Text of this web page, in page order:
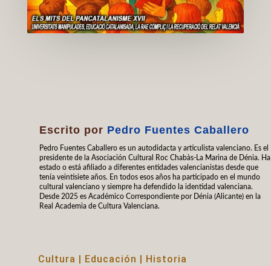
Escrito por Pedro Fuentes Caballero
Pedro Fuentes Caballero es un autodidacta y articulista valenciano. Es el
presidente de la Asociación Cultural Roc Chabàs-La Marina de Dénia. Ha
estado o está afiliado a diferentes entidades valencianistas desde que
tenía veintisiete años. En todos esos años ha participado en el mundo
cultural valenciano y siempre ha defendido la identidad valenciana.
Desde 2025 es Académico Correspondiente por Dénia (Alicante) en la
Real Academia de Cultura Valenciana.
Cultura Educación
Historia